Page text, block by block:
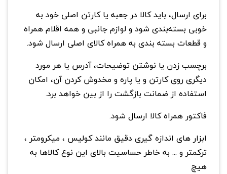
برای ارسال، باید کالا در جعبه یا کارتن اصلی خود به
‏خوبی بسته‌بندی شود و لوازم جانبی و همه اقلام همراه
و قطعات بسته بندی به همراه کالای اصلی ارسال شود.
برچسب زدن یا نوشتن توضیحات، آدرس یا هر مورد
دیگری روی کارتن و یا پاره و مخدوش کردن آن، امکان
استفاده از ضمانت بازگشت را از بین خواهد برد.
فاکتور همراه کالا ارسال شود.
ابزار های اندازه گيری دقیق مانند كوليس ، ميكرومتر ،
ترکمتر و ... به خاطر حساسيت بالای این نوع كالاها به
هيچ